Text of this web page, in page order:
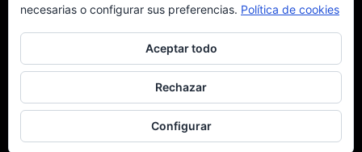
necesarias o configurar sus preferencias. Política de cookies
Aceptar todo
Rechazar
Configurar